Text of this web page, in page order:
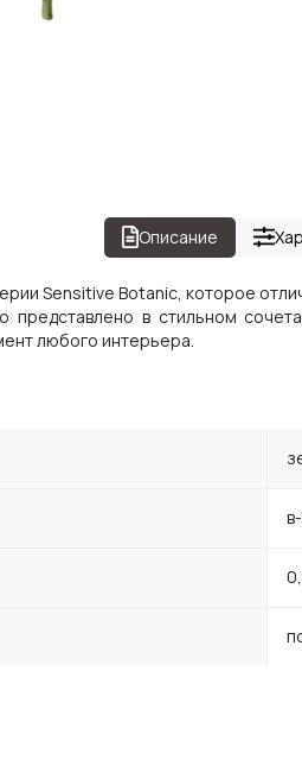
Описание
Sensitive Botanic, которое
представлено в стильном
любого интерьера.